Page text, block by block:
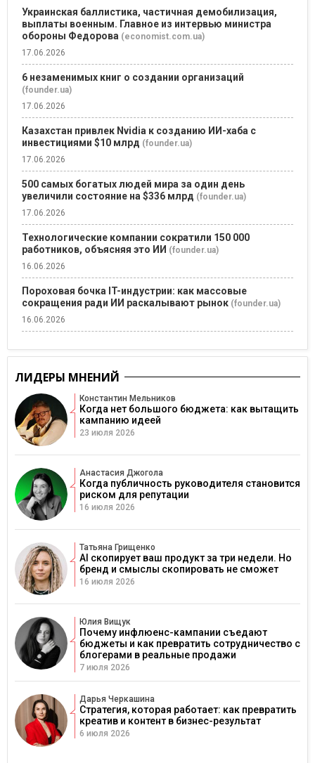
Украинская баллистика, частичная демобилизация,
выплаты военным. Главное из интервью министра
обороны Федорова (economist.com.ua)
17.06.2026
6 незаменимых книг о создании организаций
(founder.ua)
17.06.2026
Казахстан привлек Nvidia к созданию ИИ-хаба с
инвестициями $10 млрд (founder.ua)
17.06.2026
500 самых богатых людей мира за один день
увеличили состояние на $336 млрд (founder.ua)
17.06.2026
Технологические компании сократили 150 000
работников, объясняя это ИИ (founder.ua)
16.06.2026
Пороховая бочка IT-индустрии: как массовые
сокращения ради ИИ раскалывают рынок (founder.ua)
16.06.2026
ЛИДЕРЫ МНЕНИЙ
Константин Мельников
Когда нет большого бюджета: как вытащить
кампанию идеей
23 июля 2026
Анастасия Джогола
Когда публичность руководителя становится
риском для репутации
16 июля 2026
Татьяна Грищенко
AI скопирует ваш продукт за три недели. Но
бренд и смыслы скопировать не сможет
16 июля 2026
Юлия Вищук
Почему инфлюенс-кампании съедают
бюджеты и как превратить сотрудничество с
блогерами в реальные продажи
7 июля 2026
Дарья Черкашина
Стратегия, которая работает: как превратить
креатив и контент в бизнес-результат
6 июля 2026